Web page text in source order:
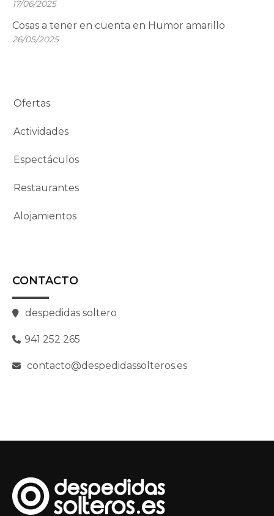
17/06/2025
Cosas a tener en cuenta en Humor amarillo
26/05/2025
Ofertas
Actividades
Espectáculos
Restaurantes
Alojamientos
CONTACTO
despedidas soltero
941 252 265
contacto@despedidassolteros.es